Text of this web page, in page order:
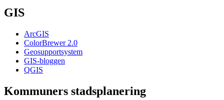
GIS
ArcGIS
ColorBrewer 2.0
Geosupportsystem
GIS-bloggen
QGIS
Kommuners stadsplanering